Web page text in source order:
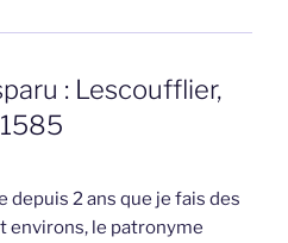
: Lescoufflier,
2 ans que je fais des
environs, le patronyme